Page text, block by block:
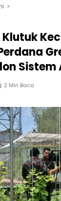
Klutuk
Sistem
2 Min Baca